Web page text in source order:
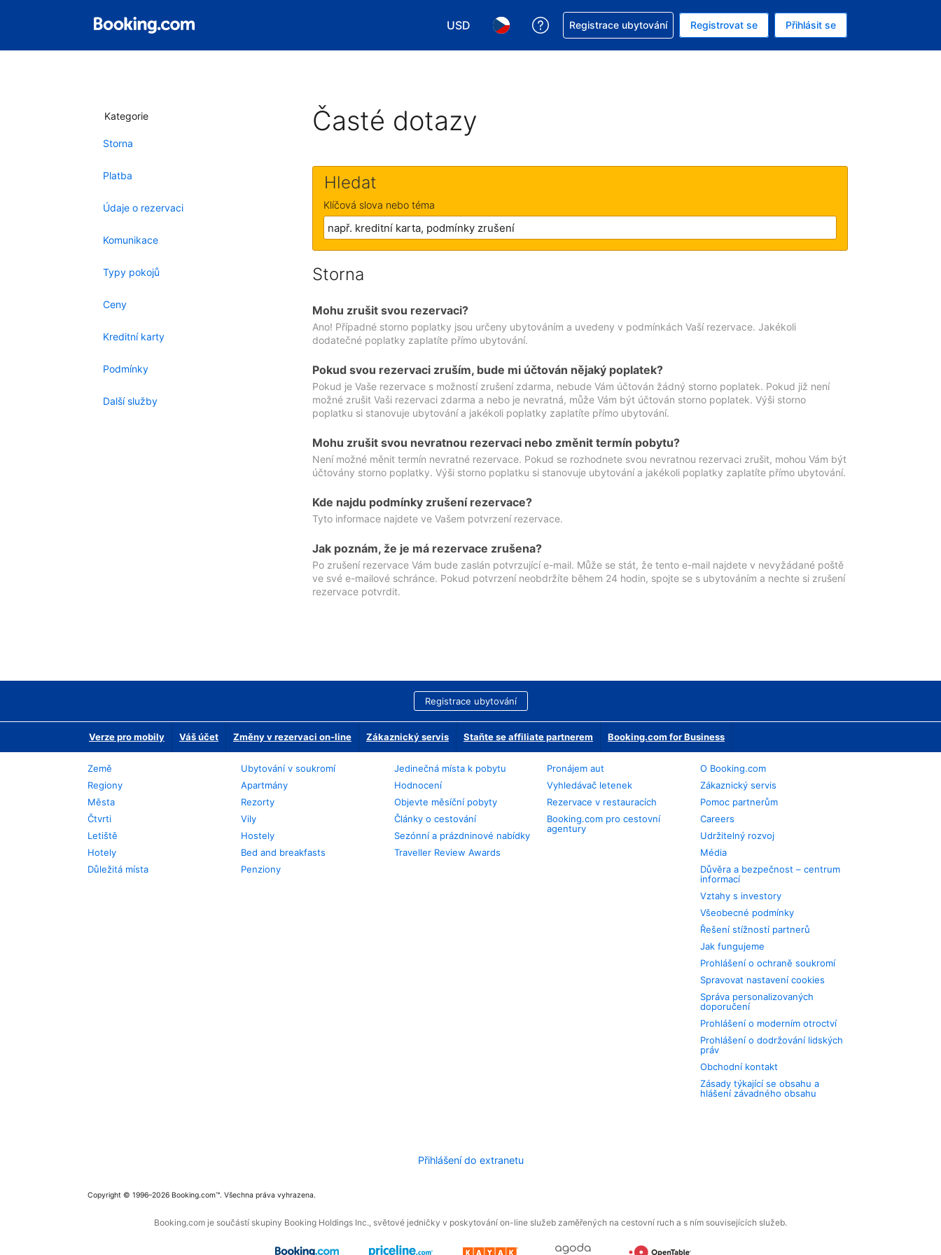
USD
Vyberte si měnu. Aktuálně zvolená měna: Americký dolar
Vyberte si jazyk. Aktuálně zvolený jazyk: V češtině
Asistence s rezervací
Registrace ubytování Registrovat se Přihlásit se
Kategorie
Storna
Platba
Údaje o rezervaci
Komunikace
Typy pokojů
Ceny
Kreditní karty
Podmínky
Další služby
Časté dotazy
Hledat
Klíčová slova nebo téma
Storna
Mohu zrušit svou rezervaci?
Ano! Případné storno poplatky jsou určeny ubytováním a uvedeny v podmínkách Vaší rezervace. Jakékoli
dodatečné poplatky zaplatíte přímo ubytování.
Pokud svou rezervaci zruším, bude mi účtován nějaký poplatek?
Pokud je Vaše rezervace s možností zrušení zdarma, nebude Vám účtován žádný storno poplatek. Pokud již není
možné zrušit Vaši rezervaci zdarma a nebo je nevratná, může Vám být účtován storno poplatek. Výši storno
poplatku si stanovuje ubytování a jakékoli poplatky zaplatíte přímo ubytování.
Mohu zrušit svou nevratnou rezervaci nebo změnit termín pobytu?
Není možné měnit termín nevratné rezervace. Pokud se rozhodnete svou nevratnou rezervaci zrušit, mohou Vám být
účtovány storno poplatky. Výši storno poplatku si stanovuje ubytování a jakékoli poplatky zaplatíte přímo ubytování.
Kde najdu podmínky zrušení rezervace?
Tyto informace najdete ve Vašem potvrzení rezervace.
Jak poznám, že je má rezervace zrušena?
Po zrušení rezervace Vám bude zaslán potvrzující e-mail. Může se stát, že tento e-mail najdete v nevyžádané poště
ve své e-mailové schránce. Pokud potvrzení neobdržíte během 24 hodin, spojte se s ubytováním a nechte si zrušení
rezervace potvrdit.
Registrace ubytování
Verze pro mobily Váš účet Změny v rezervaci on-line Zákaznický servis Staňte se affiliate partnerem Booking.com for Business
Země
Regiony
Města
Čtvrti
Letiště
Hotely
Důležitá místa
Ubytování v soukromí
Apartmány
Rezorty
Vily
Hostely
Bed and breakfasts
Penziony
Jedinečná místa k pobytu
Hodnocení
Objevte měsíční pobyty
Články o cestování
Sezónní a prázdninové nabídky
Traveller Review Awards
Pronájem aut
Vyhledávač letenek
Rezervace v restauracích
Booking.com pro cestovní
agentury
O Booking.com
Zákaznický servis
Pomoc partnerům
Careers
Udržitelný rozvoj
Média
Důvěra a bezpečnost – centrum
informací
Vztahy s investory
Všeobecné podmínky
Řešení stížností partnerů
Jak fungujeme
Prohlášení o ochraně soukromí
Spravovat nastavení cookies
Správa personalizovaných
doporučení
Prohlášení o moderním otroctví
Prohlášení o dodržování lidských
práv
Obchodní kontakt
Zásady týkající se obsahu a
hlášení závadného obsahu
Přihlášení do extranetu
Copyright © 1996–2026 Booking.com™. Všechna práva vyhrazena.
Booking.com je součástí skupiny Booking Holdings Inc., světové jedničky v poskytování on-line služeb zaměřených na cestovní ruch a s ním souvisejících služeb.